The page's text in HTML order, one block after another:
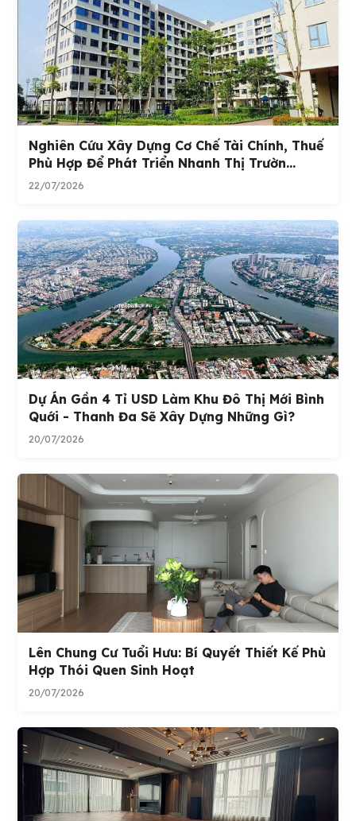
Nghiên Cứu Xây Dựng Cơ Chế Tài Chính, Thuế
Phù Hợp Để Phát Triển Nhanh Thị Trườn...
22/07/2026
Dự Án Gần 4 Tỉ USD Làm Khu Đô Thị Mới Bình
Quới - Thanh Đa Sẽ Xây Dựng Những Gì?
20/07/2026
Lên Chung Cư Tuổi Hưu: Bí Quyết Thiết Kế Phù
Hợp Thói Quen Sinh Hoạt
20/07/2026